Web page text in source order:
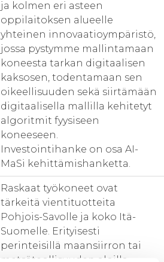
ja kolmen eri asteen
oppilaitoksen alueelle
yhteinen innovaatioympäristö,
jossa pystymme mallintamaan
koneesta tarkan digitaalisen
kaksosen, todentamaan sen
oikeellisuuden sekä siirtämään
digitaalisella mallilla kehitetyt
algoritmit fyysiseen
koneeseen.
Investointihanke on osa AI-
MaSi kehittämishanketta.
Raskaat työkoneet ovat
tärkeitä vientituotteita
Pohjois-Savolle ja koko Itä-
Suomelle. Erityisesti
perinteisillä maansiirron tai